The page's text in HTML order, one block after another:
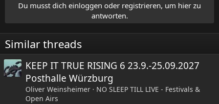
o
n
e
n
:
Du musst dich einloggen oder registrieren, um hier zu
antworten.
Similar threads
KEEP IT TRUE RISING 6 23.9.-25.09.2027
Posthalle Würzburg
Oliver Weinsheimer
NO SLEEP TILL LIVE - Festivals &
Open Airs